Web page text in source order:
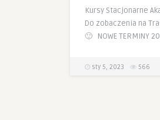
Kursy Stacjonarne
Do zobaczenia na
🙂 NOWE TERMINY
sty 5, 2023 566